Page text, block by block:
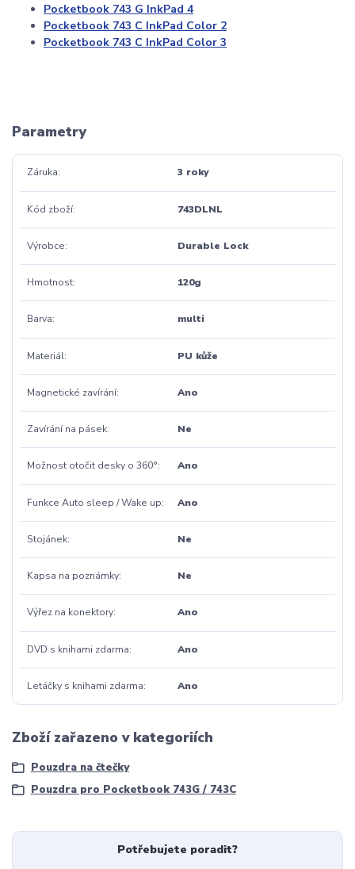
Pocketbook 743 G InkPad 4
Pocketbook 743 C InkPad Color 2
Pocketbook 743 C InkPad Color 3
Parametry
Záruka 3 roky
Kód zboží 743DLNL
Výrobce Durable Lock
Hmotnost 120g
Barva multi
Materiál PU kůže
Magnetické zavírání Ano
Zavírání na pásek Ne
Možnost otočit desky o 360° Ano
Funkce Auto sleep / Wake up Ano
Stojánek Ne
Kapsa na poznámky Ne
Výřez na konektory Ano
DVD s knihami zdarma Ano
Letáčky s knihami zdarma Ano
Zboží zařazeno v kategoriích
Pouzdra na čtečky
Pouzdra pro Pocketbook 743G / 743C
Potřebujete poradit?